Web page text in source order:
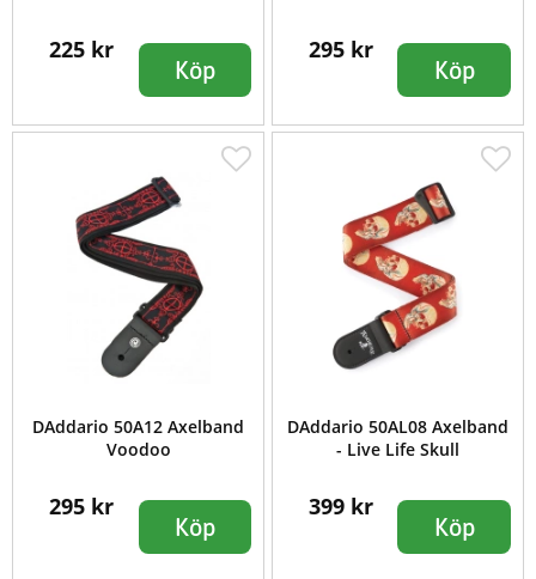
225 kr
Köp
295 kr
Köp
DAddario 50A12 Axelband
Voodoo
295 kr
Köp
DAddario 50AL08 Axelband
- Live Life Skull
399 kr
Köp